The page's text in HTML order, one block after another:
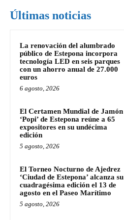
Últimas noticias
La renovación del alumbrado
público de Estepona incorpora
tecnología LED en seis parques
con un ahorro anual de 27.000
euros
6 agosto, 2026
El Certamen Mundial de Jamón
‘Popi’ de Estepona reúne a 65
expositores en su undécima
edición
5 agosto, 2026
El Torneo Nocturno de Ajedrez
‘Ciudad de Estepona’ alcanza su
cuadragésima edición el 13 de
agosto en el Paseo Marítimo
5 agosto, 2026